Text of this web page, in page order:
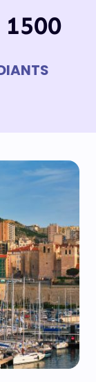
1500